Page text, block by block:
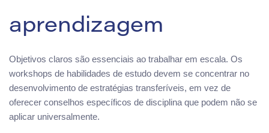
aprendizagem
Objetivos claros são essenciais ao trabalhar em escala. Os
workshops de habilidades de estudo devem se concentrar no
desenvolvimento de estratégias transferíveis, em vez de
oferecer conselhos específicos de disciplina que podem não se
aplicar universalmente.